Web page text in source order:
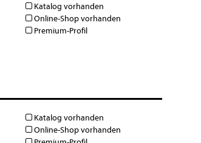
Katalog vorhanden
Online-Shop vorhanden
Premium-Profil
Katalog vorhanden
Online-Shop vorhanden